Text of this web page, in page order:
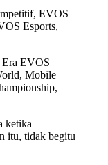
EVOS
Esports,
ketika
itu, tidak begitu